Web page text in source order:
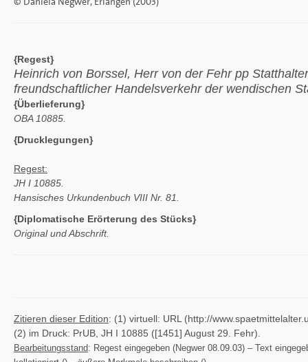
{Regest}
Heinrich von Borssel, Herr von der Fehr pp
freundschaftlicher Handelsverkehr der wendischen
{Überlieferung}
OBA 10885.
{Drucklegungen}
Regest:
JH I 10885.
Hansisches Urkundenbuch VIII Nr. 81.
{Diplomatische Erörterung des Stücks}
Original und Abschrift.
Zitieren dieser Edition: (1) virtuell: URL (http://
(2) im Druck: PrUB, JH I 10885 ([1451] August 29. Fehr).
Bearbeitungsstand: Regest eingegeben (Negwer 08.09.03) – Text